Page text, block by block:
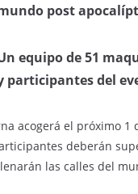
post
equipo de 51
participantes del
acogerá el próximo 1
deberán
las calles del